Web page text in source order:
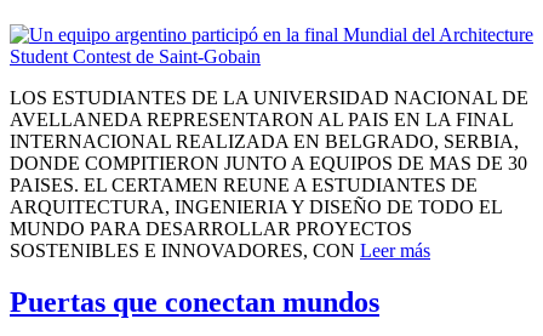
LOS ESTUDIANTES DE LA UNIVERSIDAD NACIONAL DE
AVELLANEDA REPRESENTARON AL PAIS EN LA FINAL
INTERNACIONAL REALIZADA EN BELGRADO, SERBIA,
DONDE COMPITIERON JUNTO A EQUIPOS DE MAS DE 30
PAISES. EL CERTAMEN REUNE A ESTUDIANTES DE
ARQUITECTURA, INGENIERIA Y DISEÑO DE TODO EL
MUNDO PARA DESARROLLAR PROYECTOS
SOSTENIBLES E INNOVADORES, CON Leer más
Puertas que conectan mundos